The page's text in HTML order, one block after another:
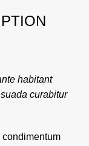
habitant
curabitur
condimentum